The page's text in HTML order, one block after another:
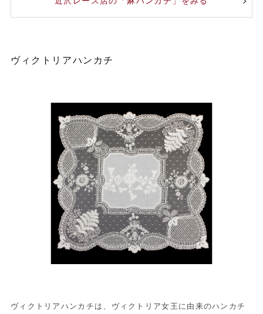
ヴィクトリアハンカチ
ヴィクトリアハンカチは、ヴィクトリア女王に由来のハンカチ